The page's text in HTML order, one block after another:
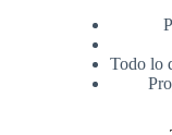
Todo lo